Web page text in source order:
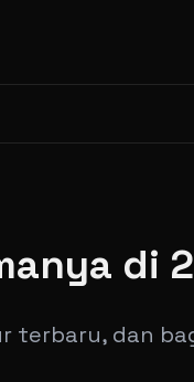
di
terbaru, dan